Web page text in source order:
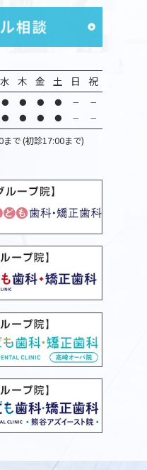
水 木 金 土 日 祝
● ● ● ● － －
● ● ● ● － －
で (初診17:00まで)